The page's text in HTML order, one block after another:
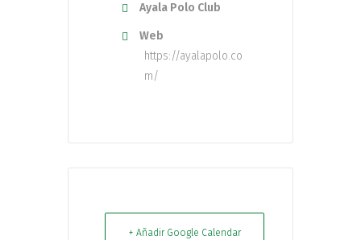
Ayala Polo Club
Web
https://ayalapolo.co
m/
+ Añadir Google Calendar